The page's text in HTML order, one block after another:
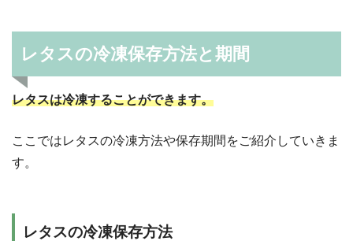
レタスの冷凍保存方法と期間
レタスは冷凍することができます。
ここではレタスの冷凍方法や保存期間をご紹介していきま
す。
レタスの冷凍保存方法